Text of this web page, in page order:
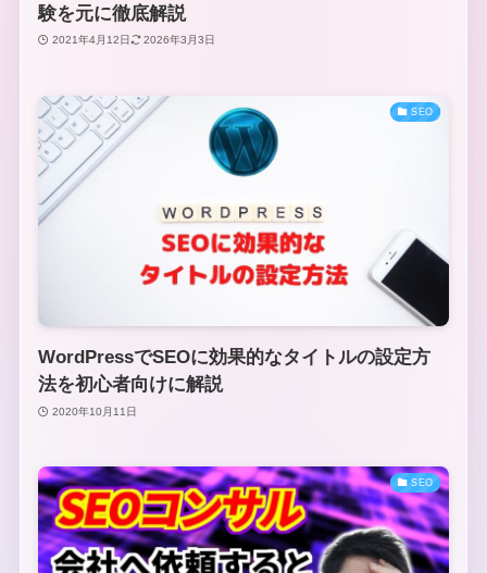
験を元に徹底解説
2021年4月12日 2026年3月3日
SEO
WordPressでSEOに効果的なタイトルの設定方
法を初心者向けに解説
2020年10月11日
SEO